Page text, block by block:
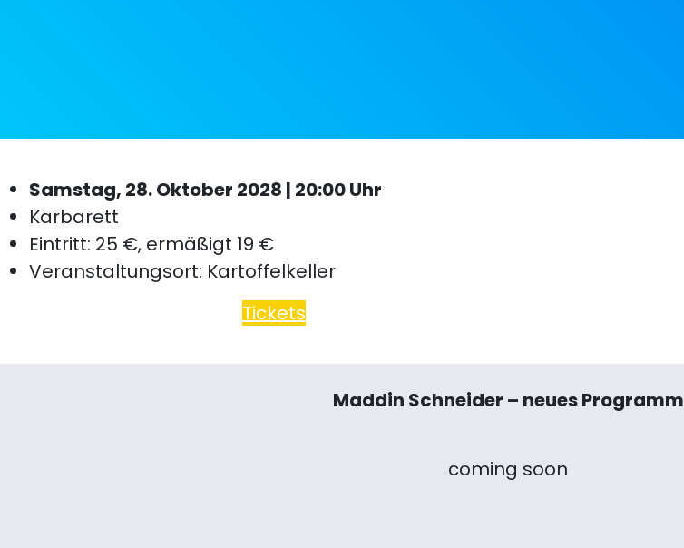
Samstag, 28. Oktober 2028 | 20:00 Uhr
Karbarett
Eintritt: 25 €, ermäßigt 19 €
Veranstaltungsort: Kartoffelkeller
Tickets
Maddin Schneider – neues Programm
coming soon